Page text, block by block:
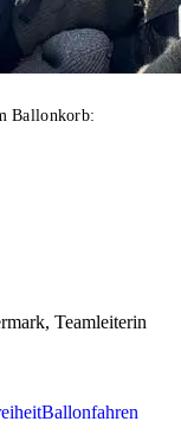
Ballonkorb:
Teamleiterin
Ballonfahren